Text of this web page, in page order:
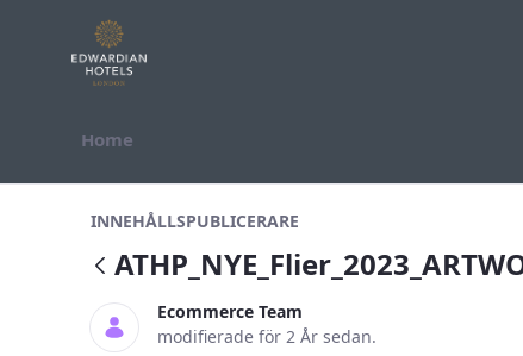
Hoppa till innehåll
Home
INNEHÅLLSPUBLICERARE
Ecommerce Team
modifierade för 2 År sedan.